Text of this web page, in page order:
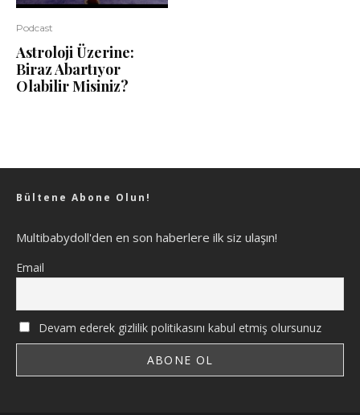
Podcast
Astroloji Üzerine:
Biraz Abartıyor
Olabilir Misiniz?
Bültene Abone Olun!
Multibabydoll'den en son haberlere ilk siz ulaşın!
Email
Devam ederek gizlilik politikasını kabul etmiş olursunuz